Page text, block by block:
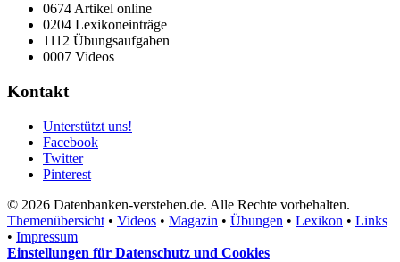
0674 Artikel online
0204 Lexikoneinträge
1112 Übungsaufgaben
0007 Videos
Kontakt
Unterstützt uns!
Facebook
Twitter
Pinterest
© 2026 Datenbanken-verstehen.de. Alle Rechte vorbehalten.
Themenübersicht • Videos • Magazin • Übungen • Lexikon • Links
• Impressum
Einstellungen für Datenschutz und Cookies